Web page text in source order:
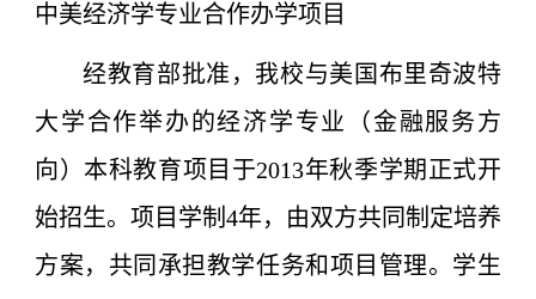
中美经济学专业合作办学项目
经教育部批准，我校与美国布里奇波特
大学合作举办的经济学专业（金融服务方
向）本科教育项目于2013年秋季学期正式开
始招生。项目学制4年，由双方共同制定培养
方案，共同承担教学任务和项目管理。学生